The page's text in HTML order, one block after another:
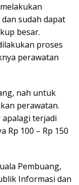
sudah dapat
besar.
proses
perawatan
nah untuk
perawatan.
terjadi
Rp 100 – Rp 150
Pembuang,
Informasi dan